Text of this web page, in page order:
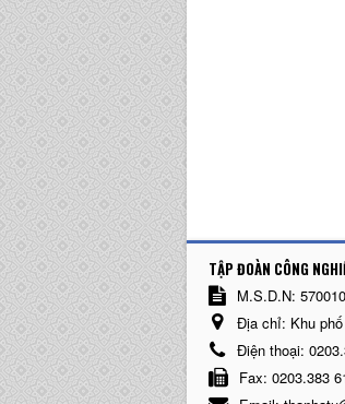
TẬP ĐOÀN CÔNG
M.S.D.N:
Địa chỉ: Khu
Điện thoại:
Fax: 0203.383